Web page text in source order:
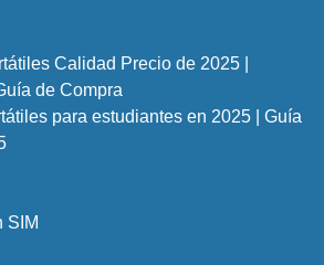
Calidad Precio de 2025 |
de Compra
para estudiantes en 2025 | Guía
SIM